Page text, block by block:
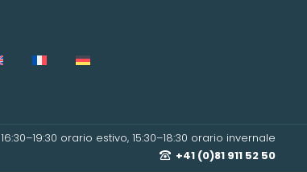
16:30–19:30 orario estivo, 15:30–18:30 orario invernale
+41 (0)81 911 52 50